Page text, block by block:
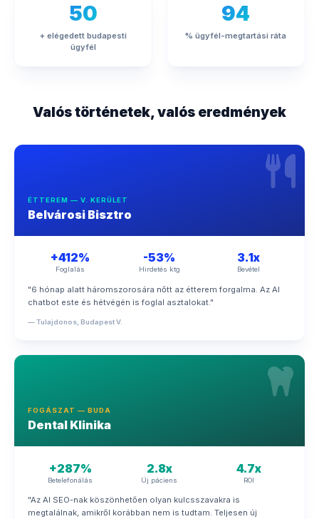
50
+ elégedett budapesti
ügyfél
94
% ügyfél-megtartási ráta
Valós történetek, valós eredmények
ÉTTEREM — V. KERÜLET
Belvárosi Bisztro
+412%
Foglalás
-53%
Hirdetés ktg
3.1x
Bevétel
"6 hónap alatt háromszorosára nőtt az étterem forgalma. Az AI
chatbot este és hétvégén is foglal asztalokat."
— Tulajdonos, Budapest V.
FOGÁSZAT — BUDA
Dental Klinika
+287%
Betelefonálás
2.8x
Új páciens
4.7x
ROI
"Az AI SEO-nak köszönhetően olyan kulcsszavakra is
megtalálnak, amikről korábban nem is tudtam. Teljesen új